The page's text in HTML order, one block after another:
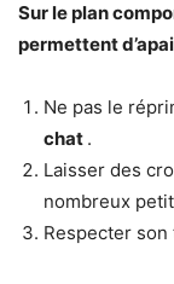
Sur le plan
permettent
Ne pas le
chat .
Laisser des
nombreux
Respecter